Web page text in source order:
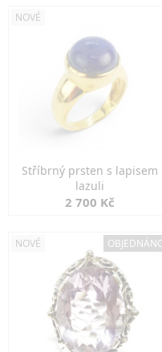
NOVÉ
Stříbrný prsten s lapisem
lazuli
2 700 Kč
NOVÉ